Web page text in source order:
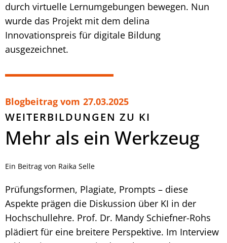
durch virtuelle Lernumgebungen bewegen. Nun
wurde das Projekt mit dem delina
Innovationspreis für digitale Bildung
ausgezeichnet.
Blogbeitrag vom 27.03.2025
WEITERBILDUNGEN ZU KI
Mehr als ein Werkzeug
Ein Beitrag von Raika Selle
Prüfungsformen, Plagiate, Prompts – diese
Aspekte prägen die Diskussion über KI in der
Hochschullehre. Prof. Dr. Mandy Schiefner-Rohs
plädiert für eine breitere Perspektive. Im Interview